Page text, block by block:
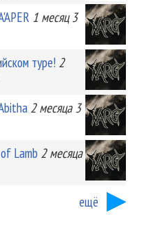
1 месяц 3
туре! 2
2 месяца 3
Lamb 2 месяца
ещё